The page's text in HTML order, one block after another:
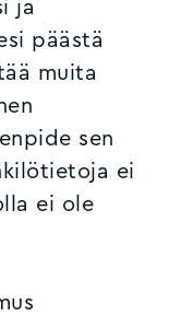
ja
päästä
muita
sen
ei
ei ole